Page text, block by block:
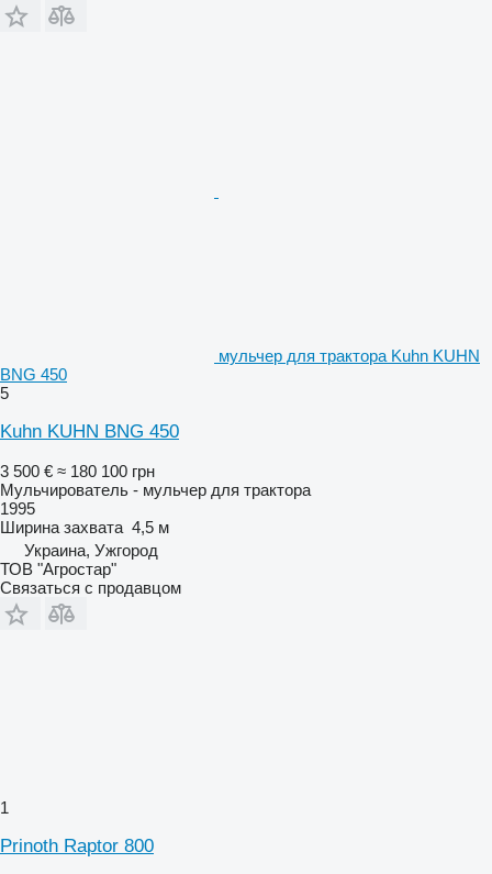
мульчер для трактора Kuhn KUHN
BNG 450
5
Kuhn KUHN BNG 450
3 500 € ≈ 180 100 грн
Мульчирователь - мульчер для трактора
1995
Ширина захвата 4,5 м
Украина, Ужгород
ТОВ "Агростар"
Связаться с продавцом
1
Prinoth Raptor 800